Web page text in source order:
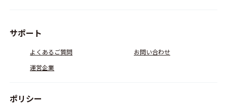
サポート
よくあるご質問
お問い合わせ
運営企業
ポリシー